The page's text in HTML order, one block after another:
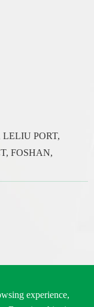
PORT,
FOSHAN,
experience,